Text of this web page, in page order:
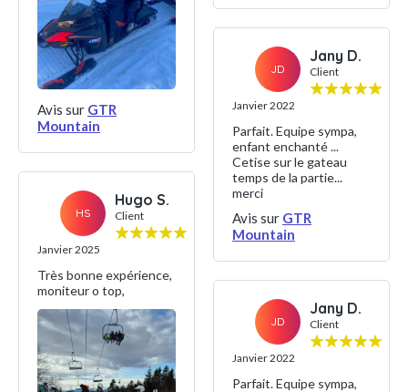
Avis sur GTR
Mountain
HS
Hugo S.
Client
Janvier 2025
Très bonne expérience,
moniteur o top,
JD
Jany D.
Client
Janvier 2022
Parfait. Equipe sympa,
enfant enchanté ...
Cetise sur le gateau
temps de la partie...
merci
Avis sur GTR
Mountain
JD
Jany D.
Client
Janvier 2022
Parfait. Equipe sympa,